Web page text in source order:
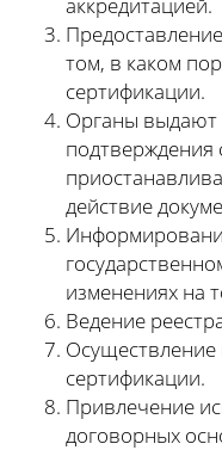
том, в каком
сертификации.
Органы выдают
подтверждения
действие
изменениях на
Ведение
Осуществление
сертификации.
Привлечение
договорных